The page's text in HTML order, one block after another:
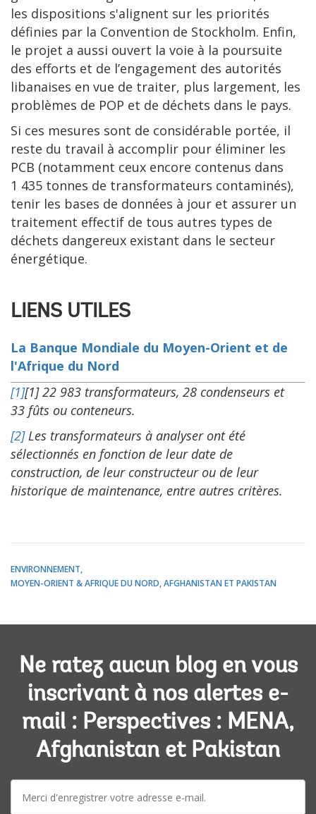
les dispositions s'alignent sur les priorités
définies par la Convention de Stockholm. Enfin,
le projet a aussi ouvert la voie à la poursuite
des efforts et de l’engagement des autorités
libanaises en vue de traiter, plus largement, les
problèmes de POP et de déchets dans le pays.
Si ces mesures sont de considérable portée, il
reste du travail à accomplir pour éliminer les
PCB (notamment ceux encore contenus dans
1 435 tonnes de transformateurs contaminés),
tenir les bases de données à jour et assurer un
traitement effectif de tous autres types de
déchets dangereux existant dans le secteur
énergétique.
LIENS UTILES
La Banque Mondiale du Moyen-Orient et de
l'Afrique du Nord
[1][1] 22 983 transformateurs, 28 condenseurs et
33 fûts ou conteneurs.
[2]Les transformateurs à analyser ont été
sélectionnés en fonction de leur date de
construction, de leur constructeur ou de leur
historique de maintenance, entre autres critères.
ENVIRONNEMENT
MOYEN-ORIENT & AFRIQUE DU NORD, AFGHANISTAN ET PAKISTAN
Ne ratez aucun blog en vous
inscrivant à nos alertes e-
mail : Perspectives : MENA,
Afghanistan et Pakistan
mail: